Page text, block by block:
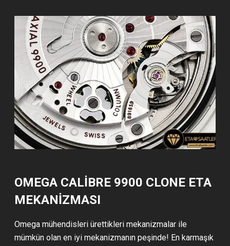
OMEGA CALIBRE 9900 CLONE ETA
MEKANİZMASI
Omega mühendisleri ürettikleri mekanizmalar ile
mümkün olan en iyi mekanizmanın peşinde! En karmaşık